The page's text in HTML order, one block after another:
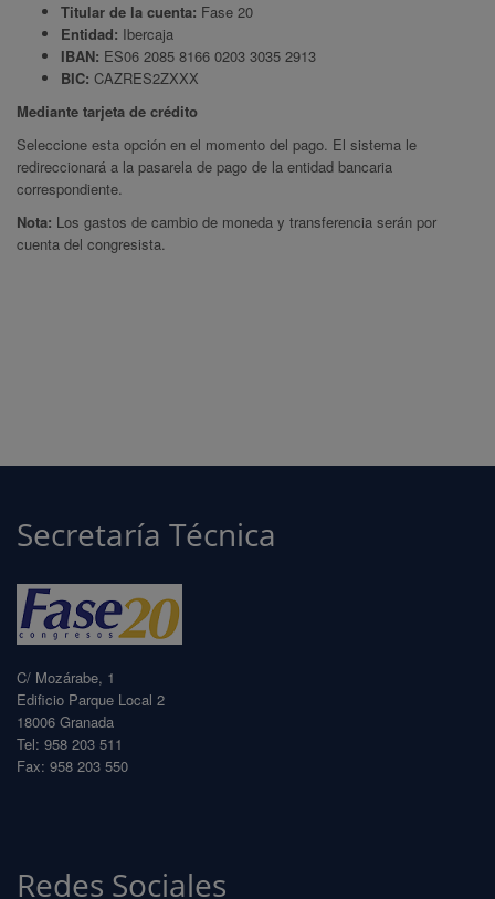
Titular de la cuenta: Fase 20
Entidad: Ibercaja
IBAN: ES06 2085 8166 0203 3035 2913
BIC: CAZRES2ZXXX
Mediante tarjeta de crédito
Seleccione esta opción en el momento del pago. El sistema le
redireccionará a la pasarela de pago de la entidad bancaria
correspondiente.
Nota: Los gastos de cambio de moneda y transferencia serán por
cuenta del congresista.
Secretaría Técnica
C/ Mozárabe, 1
Edificio Parque Local 2
18006 Granada
Tel: 958 203 511
Fax: 958 203 550
Redes Sociales